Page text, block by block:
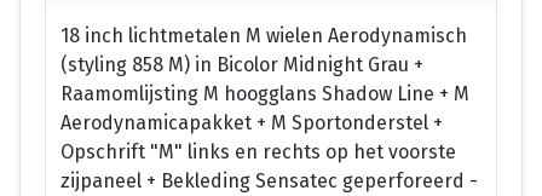
18 inch lichtmetalen M wielen Aerodynamisch
(styling 858 M) in Bicolor Midnight Grau +
Raamomlijsting M hoogglans Shadow Line + M
Aerodynamicapakket + M Sportonderstel +
Opschrift "M" links en rechts op het voorste
zijpaneel + Bekleding Sensatec geperforeerd -